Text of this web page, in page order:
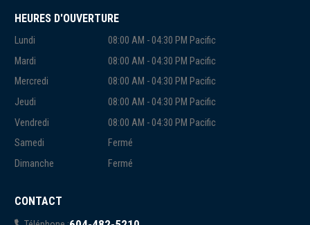
HEURES D'OUVERTURE
Lundi
08:00 AM - 04:30 PM Pacific
Mardi
08:00 AM - 04:30 PM Pacific
Mercredi
08:00 AM - 04:30 PM Pacific
Jeudi
08:00 AM - 04:30 PM Pacific
Vendredi
08:00 AM - 04:30 PM Pacific
Samedi
Fermé
Dimanche
Fermé
CONTACT